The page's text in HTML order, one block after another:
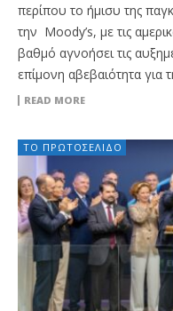
περίπου το ήμισυ της
την Moody’s, με τις
βαθμό αγνοήσει τις
επίμονη αβεβαιότητα για
READ MORE
ΤΟ ΠΡΩΤΟΣΈΛΙΔΟ